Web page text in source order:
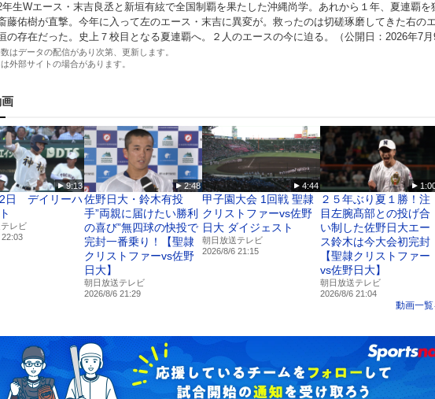
年生Wエース・末吉良丞と新垣有絃で全国制覇を果たした沖縄尚学。あれから１年、夏連覇を
藤佑樹が直撃。今年に入って左のエース・末吉に異変が。救ったのは切磋琢磨してきた右の
の存在だった。史上７校目となる夏連覇へ。２人のエースの今に迫る。（公開日：2026年7月
はデータの配信があり次第、更新します。
外部サイトの場合があります。
9:13
日 デイリーハ
レビ
2:48
佐野日大・鈴木有投
手”両親に届けたい勝利
の喜び”無四球の快投で
完封一番乗り！【聖隷
クリストファーvs佐野
日大】
朝日放送テレビ
2026/8/6 21:29
4:44
甲子園大会 1回戦 聖隷
クリストファーvs佐野
日大 ダイジェスト
朝日放送テレビ
2026/8/6 21:15
２５年ぶり夏１勝！注
目左腕髙部との投げ合
い制した佐野日大エー
ス鈴木は今大会初完封
【聖隷クリストファー
vs佐野日大】
朝日放送テレビ
2026/8/6 21:04
動画一覧